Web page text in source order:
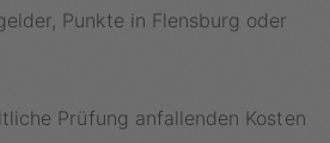
Punkte in Flensburg oder
Prüfung anfallenden Kosten